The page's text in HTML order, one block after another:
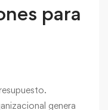
para
genera